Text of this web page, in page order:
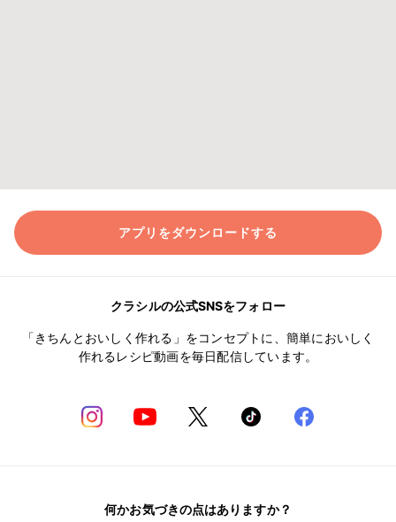
アプリをダウンロードする
クラシルの公式SNSをフォロー
「きちんとおいしく作れる」をコンセプトに、簡単においしく
作れるレシピ動画を毎日配信しています。
何かお気づきの点はありますか？